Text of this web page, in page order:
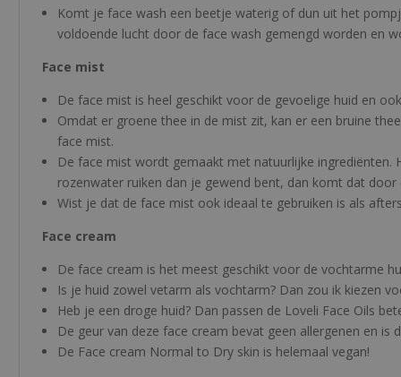
Komt je face wash een beetje waterig of dun uit het
voldoende lucht door de face wash gemengd worden en
Face mist
De face mist is heel geschikt voor de gevoelige huid en
Omdat er groene thee in de mist zit, kan er een bruine
face mist.
De face mist wordt gemaakt met natuurlijke ingrediënten.
rozenwater ruiken dan je gewend bent, dan komt dat door
Wist je dat de face mist ook ideaal te gebruiken is als
Face cream
De face cream is het meest geschikt voor de vochtarme
Is je huid zowel vetarm als vochtarm? Dan zou ik kiezen
Heb je een droge huid? Dan passen de Loveli Face Oils
De geur van deze face cream bevat geen allergenen en is
De Face cream Normal to Dry skin is helemaal vegan!